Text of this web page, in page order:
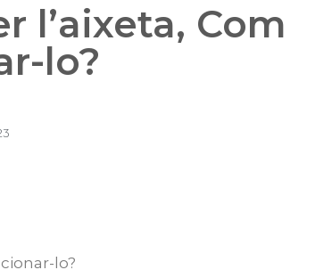
l’aixeta, Com
lo?
lo?